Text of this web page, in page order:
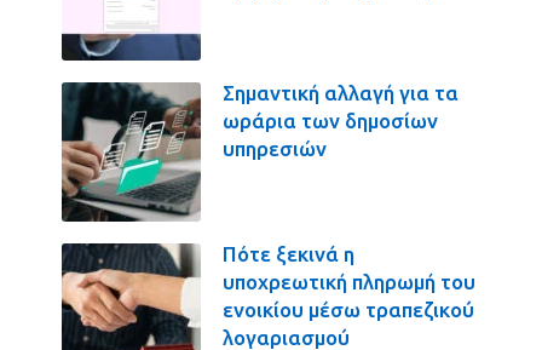
Σημαντική αλλαγή για τα
ωράρια των δημοσίων
υπηρεσιών
Πότε ξεκινά η
υποχρεωτική πληρωμή του
ενοικίου μέσω τραπεζικού
λογαριασμού